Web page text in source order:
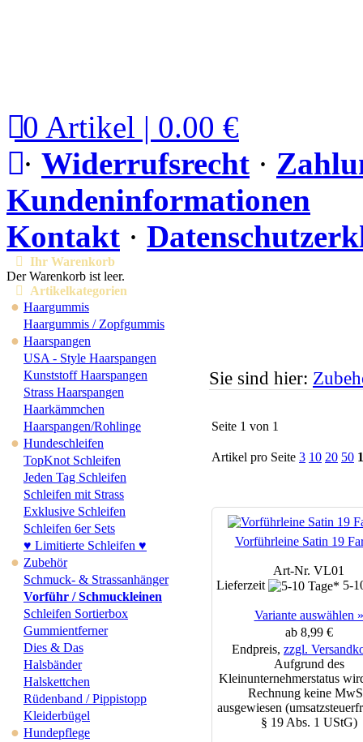
0 Artikel | 0.00 €
· Widerrufsrecht ·
Kundeninformationen
Kontakt ·
Ihr Warenkorb
Der Warenkorb ist leer.
Artikelkategorien
● Haargummis
Haargummis / Zopfgummis
● Haarspangen
USA - Style Haarspangen
Kunststoff Haarspangen
Strass Haarspangen
Haarkämmchen
Haarspangen/Rohlinge
● Hundeschleifen
TopKnot Schleifen
Jeden Tag Schleifen
Schleifen mit Strass
Exklusive Schleifen
Schleifen 6er Sets
♥ Limitierte Schleifen ♥
● Zubehör
Schmuck- & Strassanhänger
Vorführ / Schmuckleinen
Schleifen Sortierbox
Gummientferner
Dies & Das
Halsbänder
Halskettchen
Rüdenband / Pippistopp
Kleiderbügel
● Hundepflege
Sie sind hier:
Seite 1 von 1
Artikel pro Seite 3 10 20 50
Vorführleine Satin 19
Art-Nr. VL01
Lieferzeit
5-
Variante auswählen »
ab 8,99 €
Endpreis, zzgl.
Aufgrund des
Kleinunternehmerstatus
Rechnung keine
ausgewiesen
§ 19 Abs. 1 UStG)